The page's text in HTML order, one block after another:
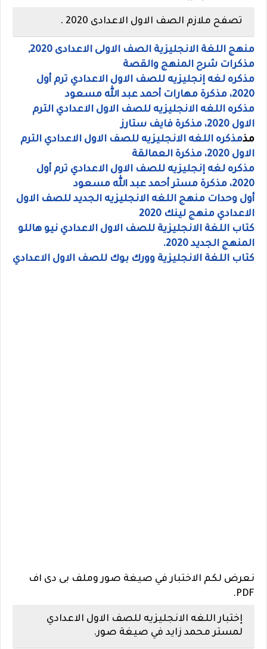
تصفح ملازم الصف الاول الاعدادى 2020 .
منهج اللغة الانجليزية الصف الاولى الاعدادى 2020,
مذكرات شرح المنهج والقصة
مذكره لغه إنجليزيه للصف الاول الاعدادي ترم أول
2020، مذكرة مهارات أحمد عبد الله مسعود
مذكره اللغه الانجليزيه للصف الاول الاعدادي الترم
الاول 2020، مذكرة فايف ستارز
مذمذكره اللغه الانجليزيه للصف الاول الاعدادي الترم
الاول 2020، مذكرة العمالقة
مذكره لغه إنجليزيه للصف الاول الاعدادي ترم أول
2020، مذكرة مستر أحمد عبد الله مسعود
أول وحدات منهج اللغه الانجليزيه الجديد للصف الاول
الاعدادي منهج لينك 2020
كتاب اللغة الانجليزية للصف الاول الاعدادي نيو هاللو
المنهج الجديد 2020.
كتاب اللغة الانجليزية وورك بوك للصف الاول الاعدادي
نعرض لكم الاختبار في صيغة صور وملف بى دى اف
PDF.
إختبار اللغه الانجليزيه للصف الاول الاعدادي
لمستر محمد زايد في صيغة صور.